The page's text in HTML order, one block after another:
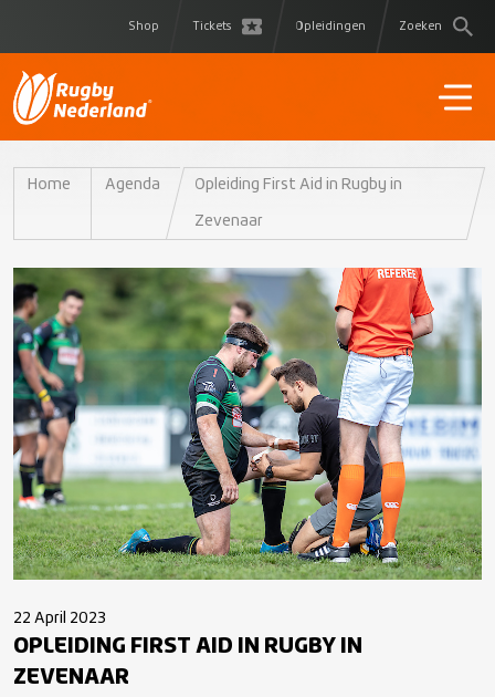
Shop Tickets Opleidingen Zoeken
Home Agenda Opleiding First Aid in Rugby in
Zevenaar
22 April 2023
OPLEIDING FIRST AID IN RUGBY IN
ZEVENAAR